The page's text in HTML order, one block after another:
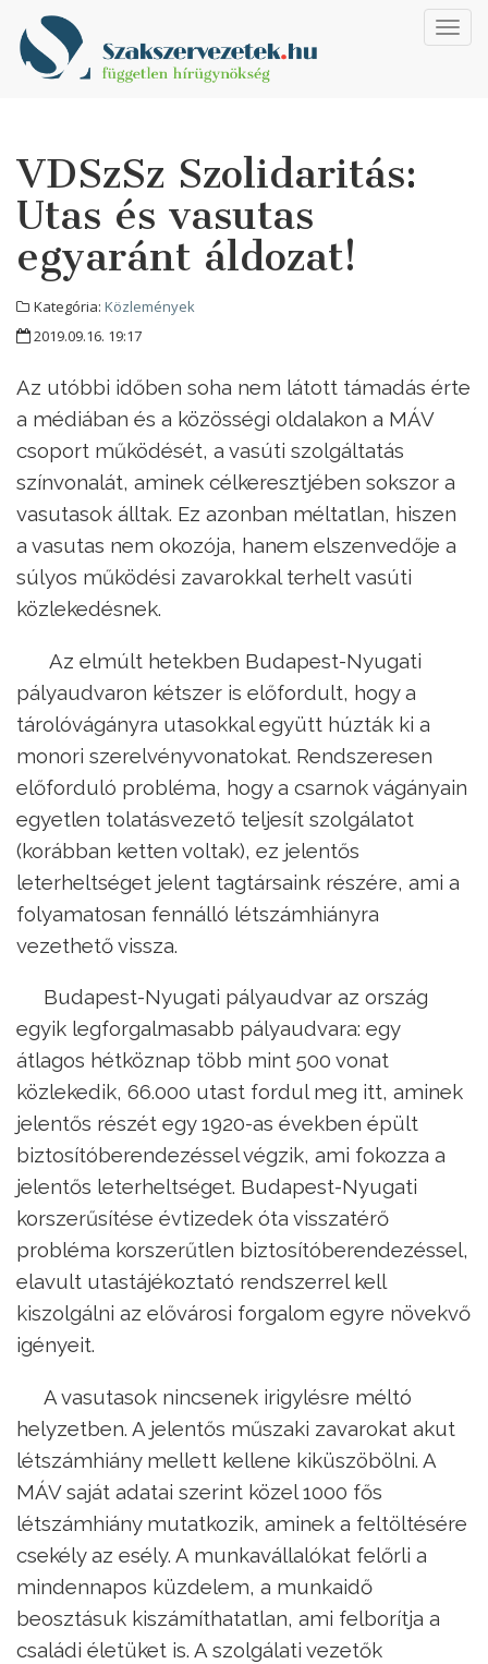
VDSzSz Szolidaritás:
Utas és vasutas
egyaránt áldozat!
Kategória: Közlemények
2019.09.16. 19:17
Az utóbbi időben soha nem látott támadás érte
a médiában és a közösségi oldalakon a MÁV
csoport működését, a vasúti szolgáltatás
színvonalát, aminek célkeresztjében sokszor a
vasutasok álltak. Ez azonban méltatlan, hiszen
a vasutas nem okozója, hanem elszenvedője a
súlyos működési zavarokkal terhelt vasúti
közlekedésnek.
Az elmúlt hetekben Budapest-Nyugati
pályaudvaron kétszer is előfordult, hogy a
tárolóvágányra utasokkal együtt húzták ki a
monori szerelvényvonatokat. Rendszeresen
előforduló probléma, hogy a csarnok vágányain
egyetlen tolatásvezető teljesít szolgálatot
(korábban ketten voltak), ez jelentős
leterheltséget jelent tagtársaink részére, ami a
folyamatosan fennálló létszámhiányra
vezethető vissza.
Budapest-Nyugati pályaudvar az ország
egyik legforgalmasabb pályaudvara: egy
átlagos hétköznap több mint 500 vonat
közlekedik, 66.000 utast fordul meg itt, aminek
jelentős részét egy 1920-as években épült
biztosítóberendezéssel végzik, ami fokozza a
jelentős leterheltséget. Budapest-Nyugati
korszerűsítése évtizedek óta visszatérő
probléma korszerűtlen biztosítóberendezéssel,
elavult utastájékoztató rendszerrel kell
kiszolgálni az elővárosi forgalom egyre növekvő
igényeit.
A vasutasok nincsenek irigylésre méltó
helyzetben. A jelentős műszaki zavarokat akut
létszámhiány mellett kellene kiküszöbölni. A
MÁV saját adatai szerint közel 1000 fős
létszámhiány mutatkozik, aminek a feltöltésére
csekély az esély. A munkavállalókat felőrli a
mindennapos küzdelem, a munkaidő
beosztásuk kiszámíthatatlan, ami felborítja a
családi életüket is. A szolgálati vezetők